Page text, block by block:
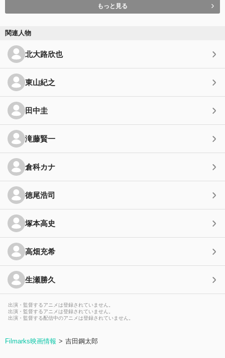
もっと見る
関連人物
北大路欣也
東山紀之
田中圭
滝藤賢一
倉科カナ
徳尾浩司
塚本高史
高畑充希
生瀬勝久
出演・監督するアニメは登録されていません。
出演・監督するアニメは登録されていません。
出演・監督する配信中のアニメは登録されていません。
Filmarks映画情報 吉田鋼太郎